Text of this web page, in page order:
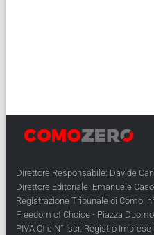
Direttore Responsabile: Davide
Direttore Editoriale: Emanuele Caso
Registrazione Tribunale di Como:
Freedom of Choice - Piazza
PIVA Cf e N° Iscr. Registro